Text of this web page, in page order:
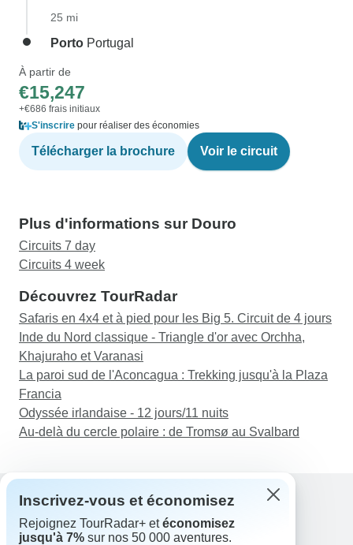
25 mi
Porto Portugal
À partir de
€15,247
+€686 frais initiaux
S'inscrire pour réaliser des économies
Télécharger la brochure Voir le circuit
Plus d'informations sur Douro
Circuits 7 day
Circuits 4 week
Découvrez TourRadar
Safaris en 4x4 et à pied pour les Big 5. Circuit de 4 jours
Inde du Nord classique - Triangle d'or avec Orchha,
Khajuraho et Varanasi
La paroi sud de l'Aconcagua : Trekking jusqu'à la Plaza
Francia
Odyssée irlandaise - 12 jours/11 nuits
Au-delà du cercle polaire : de Tromsø au Svalbard
Assistance
Contactez-nous
Inscrivez-vous et économisez
Rejoignez TourRadar+ etéconomisez
jusqu'à 7% sur nos 50 000 aventures.